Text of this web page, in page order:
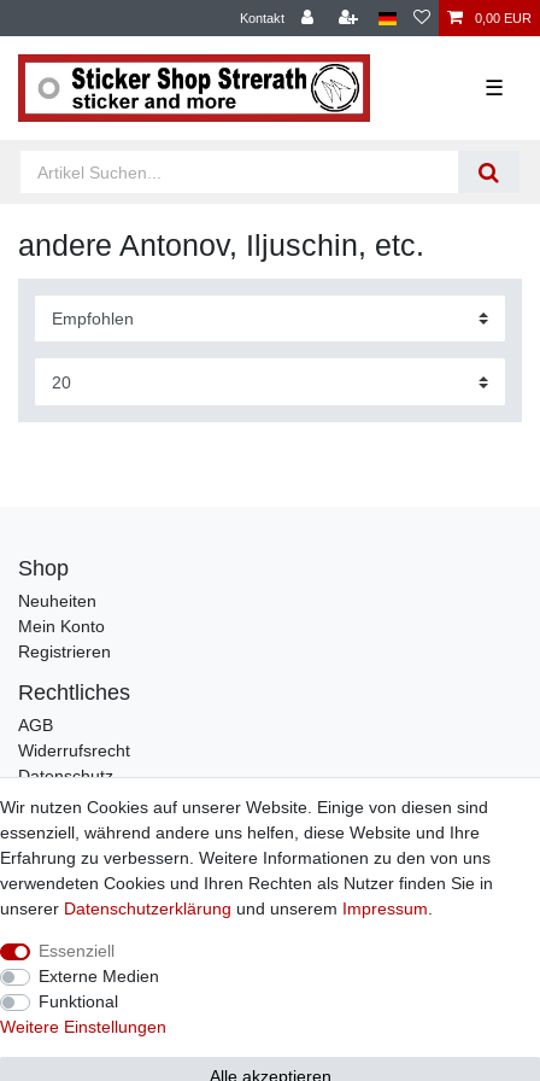
Kontakt 0,00 EUR
☰
andere Antonov, Iljuschin, etc.
Shop
Neuheiten
Mein Konto
Registrieren
Rechtliches
AGB
Widerrufsrecht
Datenschutz
Impressum
Infos
Zahlung / Versand
Individuelle Anfertigung
Bestellung widerrufen
Wir nutzen Cookies auf unserer Website. Einige von diesen sind
essenziell, während andere uns helfen, diese Website und Ihre
Erfahrung zu verbessern. Weitere Informationen zu den von uns
verwendeten Cookies und Ihren Rechten als Nutzer finden Sie in
unserer Daten­schutz­erklärung und unserem Impressum
Essenziell
Externe Medien
Funktional
Weitere Einstellungen
Alle akzeptieren
© Copyright 2026 Sticker Shop Strerath